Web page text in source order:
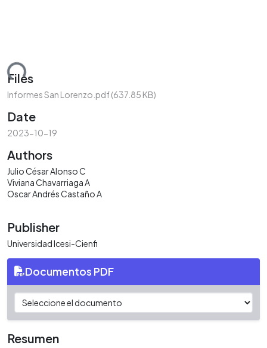
Files
Informes San Lorenzo.pdf(637.85 KB)
Date
2023-10-19
Authors
Julio César Alonso C
Viviana Chavarriaga A
Oscar Andrés Castaño A
Publisher
Universidad Icesi-Cienfi
Documentos PDF
Resumen